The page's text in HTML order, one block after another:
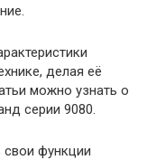
делая её
можно узнать о
серии 9080.
функции